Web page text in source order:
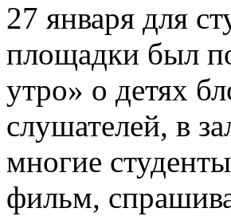
27 января для
площадки был
утро» о детях
слушателей, в
многие
фильм,